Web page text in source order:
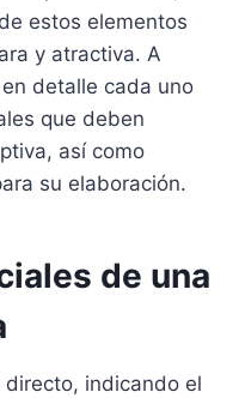
estos elementos
y atractiva. A
detalle cada uno
que deben
así como
su elaboración.
de una
directo, indicando el